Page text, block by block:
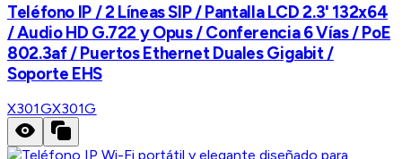
Teléfono IP / 2 Líneas SIP / Pantalla LCD 2.3' 132x64
/ Audio HD G.722 y Opus / Conferencia 6 Vías / PoE
802.3af / Puertos Ethernet Duales Gigabit /
Soporte EHS
X301GX301G